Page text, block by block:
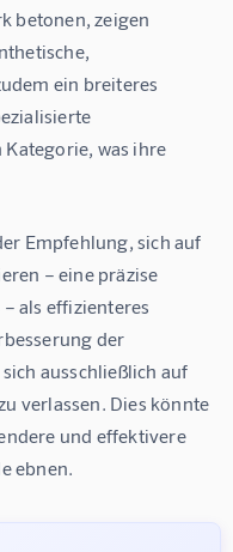
betonen, zeigen
ein breiteres
was ihre
Empfehlung, sich auf
– eine präzise
als effizienteres
der
ausschließlich auf
verlassen. Dies könnte
und effektivere
ebnen.